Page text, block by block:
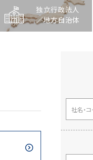
独立行政法人
／地方自治体